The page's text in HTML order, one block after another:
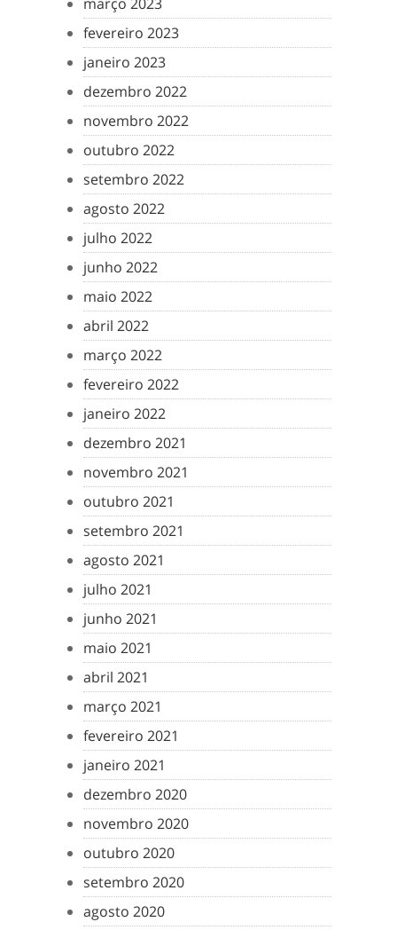
fevereiro 2023
janeiro 2023
dezembro 2022
novembro 2022
outubro 2022
setembro 2022
agosto 2022
julho 2022
junho 2022
maio 2022
abril 2022
março 2022
fevereiro 2022
janeiro 2022
dezembro 2021
novembro 2021
outubro 2021
setembro 2021
agosto 2021
julho 2021
junho 2021
maio 2021
abril 2021
março 2021
fevereiro 2021
janeiro 2021
dezembro 2020
novembro 2020
outubro 2020
setembro 2020
agosto 2020